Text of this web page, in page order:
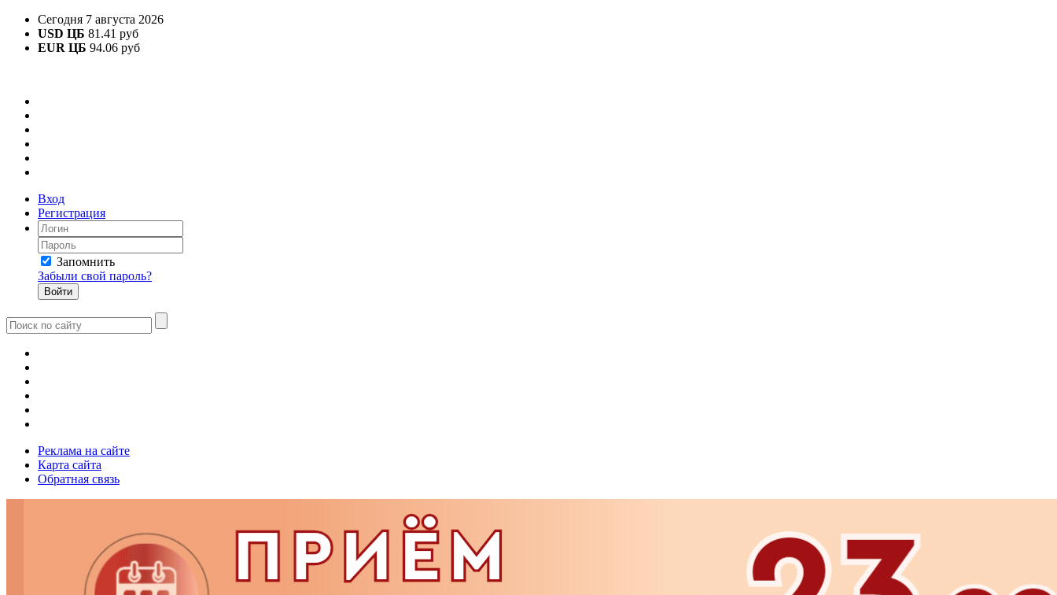
Сегодня 7 августа 2026
USD ЦБ 81.41 руб
EUR ЦБ 94.06 руб
Вход
Регистрация
Запомнить
Забыли свой пароль?
Реклама на сайте
Карта сайта
Обратная связь